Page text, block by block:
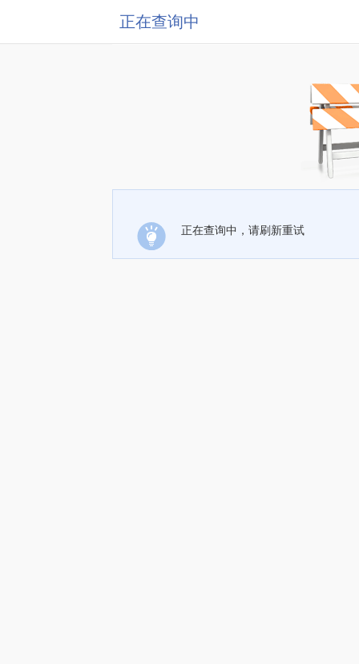
正在查询中
正在查询中，请刷新重试